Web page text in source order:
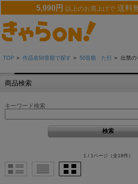
5,990円 以上のお買上げで 送料
TOP > 作品名50音順で探す > 50音順 た行 > 出禁の
商品検索
キーワード検索
1 / 1ページ （全18件）